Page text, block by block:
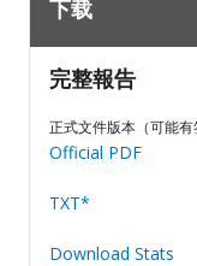
下载
完整報告
正式文件版本（可能有
Official PDF
TXT*
Download Stats